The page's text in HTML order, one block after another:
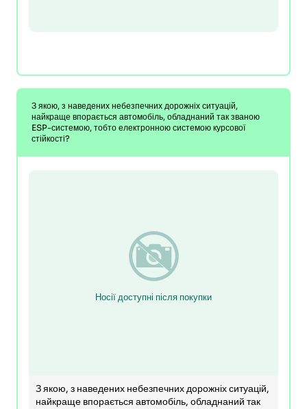
З якою, з наведених небезпечних дорожніх ситуацій,
найкраще впорається автомобіль, обладнаний так званою
ESP-системою, тобто електронною системою курсової
стійкості?
Носії доступні після покупки
З якою, з наведених небезпечних дорожніх ситуацій,
найкраще впорається автомобіль, обладнаний так